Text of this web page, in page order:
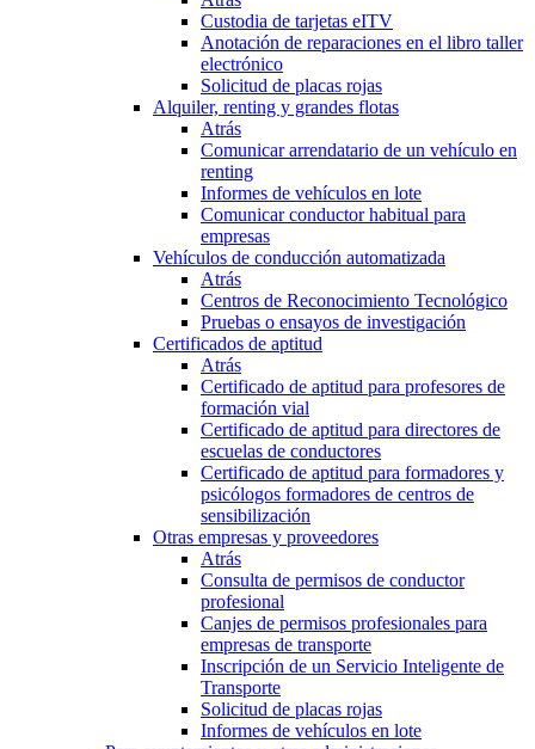
Custodia de tarjetas eITV
Anotación de reparaciones en el libro taller
electrónico
Solicitud de placas rojas
Alquiler, renting y grandes flotas
Atrás
Comunicar arrendatario de un vehículo en
renting
Informes de vehículos en lote
Comunicar conductor habitual para
empresas
Vehículos de conducción automatizada
Atrás
Centros de Reconocimiento Tecnológico
Pruebas o ensayos de investigación
Certificados de aptitud
Atrás
Certificado de aptitud para profesores de
formación vial
Certificado de aptitud para directores de
escuelas de conductores
Certificado de aptitud para formadores y
psicólogos formadores de centros de
sensibilización
Otras empresas y proveedores
Atrás
Consulta de permisos de conductor
profesional
Canjes de permisos profesionales para
empresas de transporte
Inscripción de un Servicio Inteligente de
Transporte
Solicitud de placas rojas
Informes de vehículos en lote